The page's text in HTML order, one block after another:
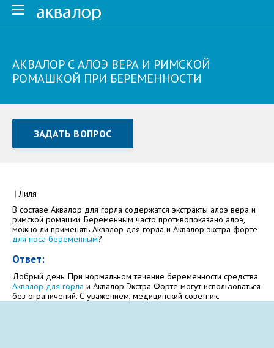
АКВАЛОР С АЛОЭ ВЕРА И РИМСКОЙ
РОМАШКОЙ ПРИ БЕРЕМЕННОСТИ
ЗАДАТЬ ВОПРОС
Как Вас зовут
Электронная почта
|Лиля
В составе Аквалор для горла содержатся экстракты алоэ вера и
римской ромашки. Беременным часто противопоказано алоэ,
можно ли применять Аквалор для горла и Аквалор экстра форте
для носа беременным?
Ответ:
Добрый день. При нормальном течение беременности средства
Аквалор для горла и Аквалор Экстра Форте могут использоваться
без ограничений. С уважением, медицинский советник.